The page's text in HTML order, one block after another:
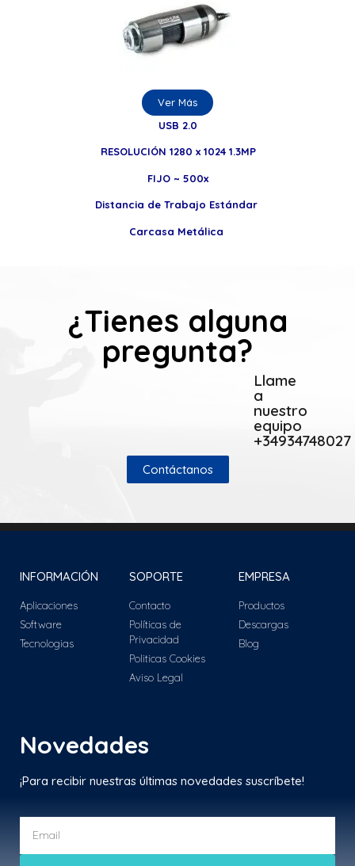
USB 2.0
RESOLUCIÓN 1280 x 1024 1.3MP
FIJO ~ 500x
Distancia de Trabajo Estándar
Carcasa Metálica
Ver Más
¿Tienes alguna
pregunta?
Llame
a
nuestro
equipo
+34934748027
Contáctanos
INFORMACIÓN
Aplicaciones
Software
Tecnologias
SOPORTE
Contacto
Políticas de
Privacidad
Politicas Cookies
Aviso Legal
EMPRESA
Productos
Descargas
Blog
Novedades
¡Para recibir nuestras últimas novedades suscríbete!